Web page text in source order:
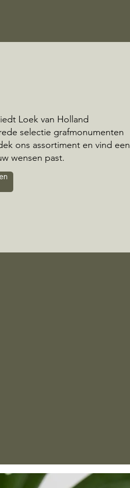
Loek van Holland
selectie grafmonumenten
ons assortiment en vind een
wensen past.